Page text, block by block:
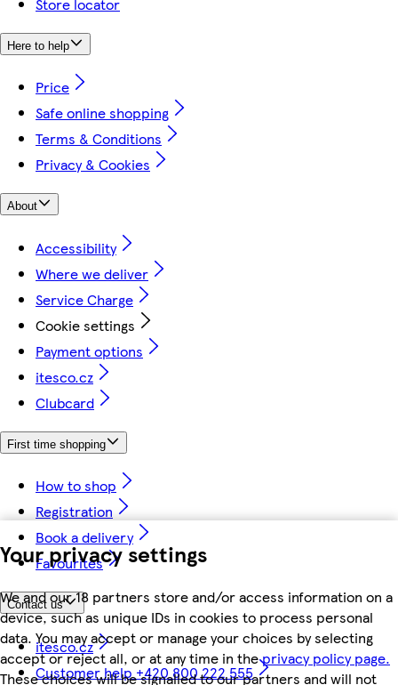
Your privacy settings
We and our 18 partners store and/or access information on a
device, such as unique IDs in cookies to process personal
data. You may accept or manage your choices by selecting
accept or reject all, or at any time in theprivacy policy page.
These choices will be signalled to our partners and will not
Here to help
Price
Safe online shopping
Terms & Conditions
Privacy & Cookies
About
Accessibility
Where we deliver
Service Charge
Cookie settings
Payment options
itesco.cz
Clubcard
First time shopping
How to shop
Registration
Book a delivery
Favourites
Contact us
itesco.cz
Customer help +420 800 222 555